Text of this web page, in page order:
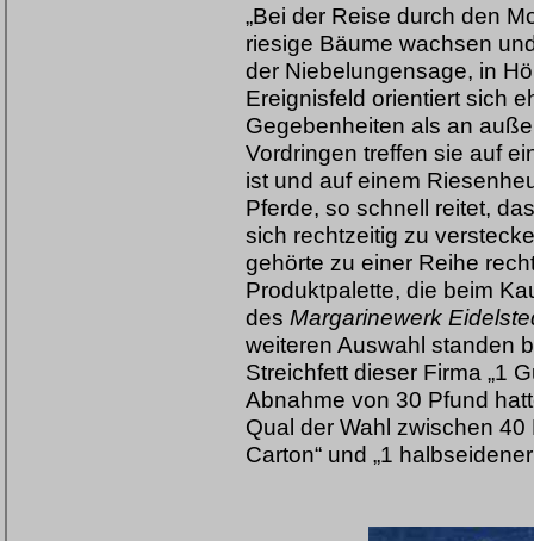
„Bei der Reise durch den
riesige Bäume wachsen
der Niebelungensage, in
Ereignisfeld orientiert sich
Gegebenheiten als an
Vordringen treffen sie auf
ist und auf einem
Pferde, so schnell reitet,
sich rechtzeitig zu
gehörte zu einer Reihe
Produktpalette, die beim
des Margarinewerk
weiteren Auswahl standen
Streichfett dieser Firma „1
Abnahme von 30 Pfund
Qual der Wahl zwischen
Carton“ und „1